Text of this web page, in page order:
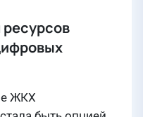
ЖКХ